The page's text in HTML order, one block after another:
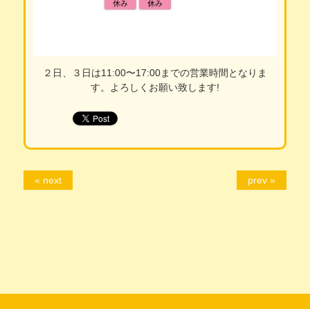
２日、３日は11:00〜17:00までの営業時間となりま
す。よろしくお願い致します!
« next prev »